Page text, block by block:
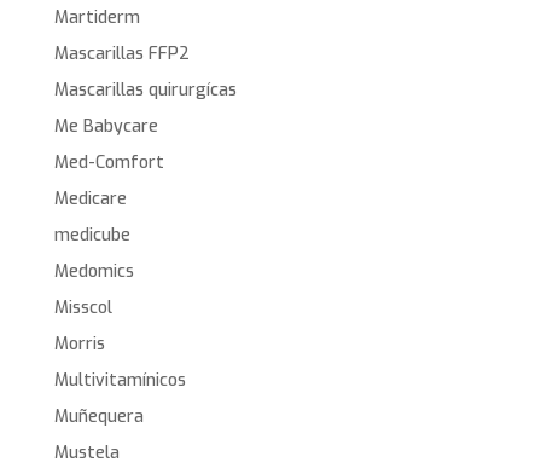
Martiderm
Mascarillas FFP2
Mascarillas quirurgícas
Me Babycare
Med-Comfort
Medicare
medicube
Medomics
Misscol
Morris
Multivitamínicos
Muñequera
Mustela